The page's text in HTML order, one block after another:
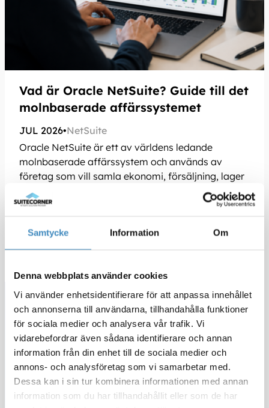
Samtycke Information Om
Denna webbplats använder cookies
Vi använder enhetsidentifierare för att anpassa innehållet
och annonserna till användarna, tillhandahålla funktioner
för sociala medier och analysera vår trafik. Vi
vidarebefordrar även sådana identifierare och annan
information från din enhet till de sociala medier och
annons- och analysföretag som vi samarbetar med.
Dessa kan i sin tur kombinera informationen med annan
information som du har tillhandahållit eller som de har
Vad är Oracle NetSuite? Guide till det
molnbaserade affärssystemet
JUL 2026•NetSuite
Oracle NetSuite är ett av världens ledande
molnbaserade affärssystem och används av
företag som vill samla ekonomi, försäljning, lager
och andra ...
Läs mer